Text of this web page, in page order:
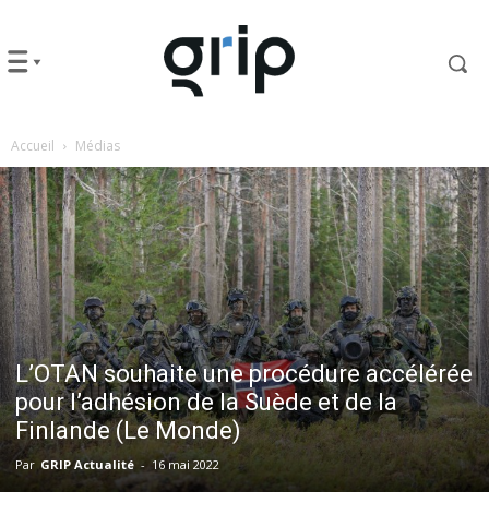
Accueil Médias
L’OTAN souhaite une procédure accélérée
pour l’adhésion de la Suède et de la
Finlande (Le Monde)
Par GRIP Actualité - 16 mai 2022